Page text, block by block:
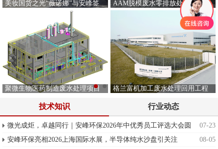
美妆国货之光“薇诺娜”与安峰签
聚微生物医药制造废水处理项目
AAM脱模废水零排放处理工程
格兰富机加工废水处理回用工程
技术知识 行业动态
微光成炬，卓越同行｜安峰环保2026年中优秀员工评选大会圆
满举行
07-23
安峰环保亮相2026上海国际水展，半导体纯水沙盘引关注
08-05